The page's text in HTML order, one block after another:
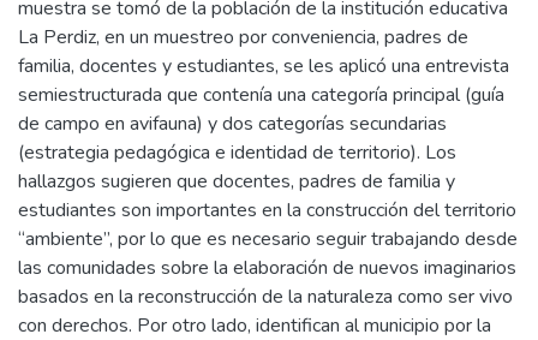
muestra se tomó de la población de la institución educativa
La Perdiz, en un muestreo por conveniencia, padres de
familia, docentes y estudiantes, se les aplicó una entrevista
semiestructurada que contenía una categoría principal (guía
de campo en avifauna) y dos categorías secundarias
(estrategia pedagógica e identidad de territorio). Los
hallazgos sugieren que docentes, padres de familia y
estudiantes son importantes en la construcción del territorio
“ambiente”, por lo que es necesario seguir trabajando desde
las comunidades sobre la elaboración de nuevos imaginarios
basados en la reconstrucción de la naturaleza como ser vivo
con derechos. Por otro lado, identifican al municipio por la